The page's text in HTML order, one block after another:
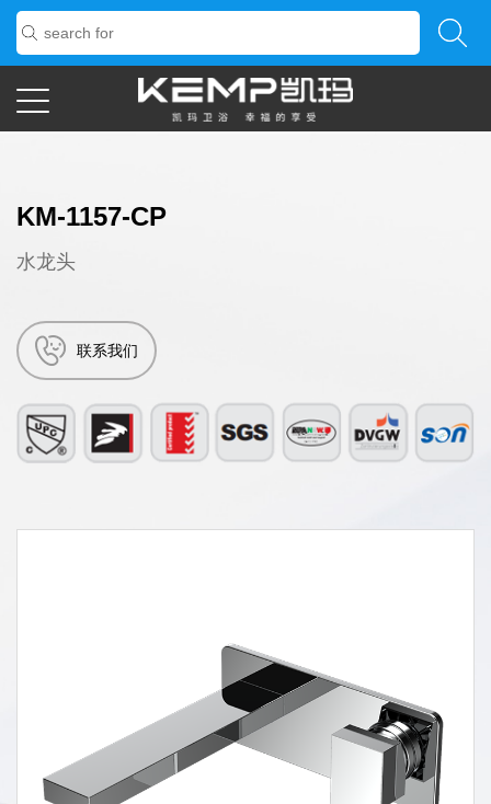
KM-1157-CP
水龙头
联系我们